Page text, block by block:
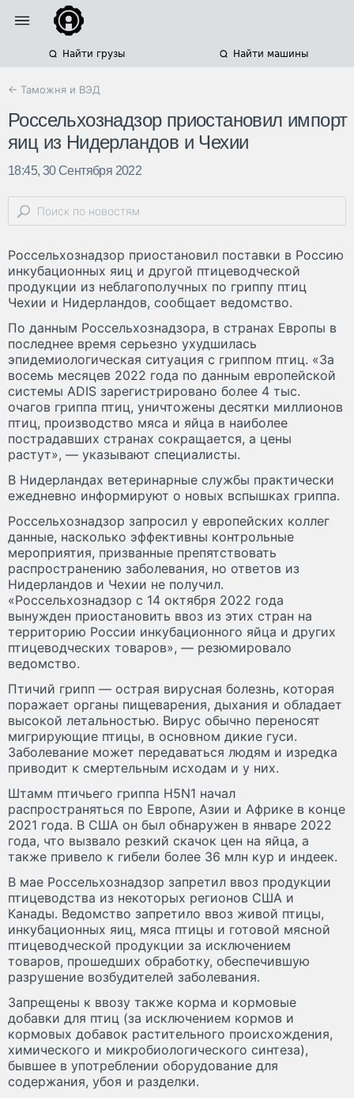
Найти грузы Найти машины
← Таможня и ВЭД
Россельхознадзор приостановил импорт
яиц из Нидерландов и Чехии
18:45, 30 Сентября 2022
Россельхознадзор приостановил поставки в Россию
инкубационных яиц и другой птицеводческой
продукции из неблагополучных по гриппу птиц
Чехии и Нидерландов, сообщает ведомство.
По данным Россельхознадзора, в странах Европы в
последнее время серьезно ухудшилась
эпидемиологическая ситуация с гриппом птиц. «За
восемь месяцев 2022 года по данным европейской
системы ADIS зарегистрировано более 4 тыс.
очагов гриппа птиц, уничтожены десятки миллионов
птиц, производство мяса и яйца в наиболее
пострадавших странах сокращается, а цены
растут», — указывают специалисты.
В Нидерландах ветеринарные службы практически
ежедневно информируют о новых вспышках гриппа.
Россельхознадзор запросил у европейских коллег
данные, насколько эффективны контрольные
мероприятия, призванные препятствовать
распространению заболевания, но ответов из
Нидерландов и Чехии не получил.
«Россельхознадзор с 14 октября 2022 года
вынужден приостановить ввоз из этих стран на
территорию России инкубационного яйца и других
птицеводческих товаров», — резюмировало
ведомство.
Птичий грипп — острая вирусная болезнь, которая
поражает органы пищеварения, дыхания и обладает
высокой летальностью. Вирус обычно переносят
мигрирующие птицы, в основном дикие гуси.
Заболевание может передаваться людям и изредка
приводит к смертельным исходам и у них.
Штамм птичьего гриппа H5N1 начал
распространяться по Европе, Азии и Африке в конце
2021 года. В США он был обнаружен в январе 2022
года, что вызвало резкий скачок цен на яйца, а
также привело к гибели более 36 млн кур и индеек.
В мае Россельхознадзор запретил ввоз продукции
птицеводства из некоторых регионов США и
Канады. Ведомство запретило ввоз живой птицы,
инкубационных яиц, мяса птицы и готовой мясной
птицеводческой продукции за исключением
товаров, прошедших обработку, обеспечившую
разрушение возбудителей заболевания.
Запрещены к ввозу также корма и кормовые
добавки для птиц (за исключением кормов и
кормовых добавок растительного происхождения,
химического и микробиологического синтеза),
бывшее в употреблении оборудование для
содержания, убоя и разделки.